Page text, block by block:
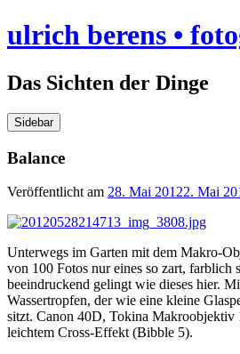
Skip
to
ulrich berens •
Das Sichten der Dinge
Sidebar
Balance
Veröffentlicht am 28. Mai 20122. Mai
Unterwegs im Garten mit dem Makro-
von 100 Fotos nur eines so zart, farblich
beeindruckend gelingt wie dieses hier.
Wassertropfen, der wie eine kleine
sitzt. Canon 40D, Tokina Makroobjektiv
leichtem Cross-Effekt (Bibble 5).